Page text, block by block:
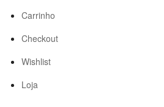
Carrinho
Checkout
Wishlist
Loja